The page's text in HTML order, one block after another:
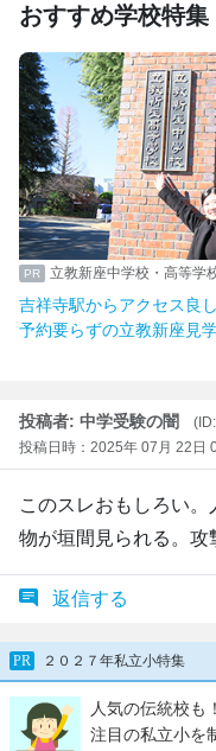
おすすめ学校特集
立教新座中学校・高等学
吉祥寺駅からアクセス良し
予約要らずの立教新座見
投稿者: 中学受験の闇
投稿日時：2025年 07月 22日
このスレおもしろい
物が垣間見られる。攻
返信する